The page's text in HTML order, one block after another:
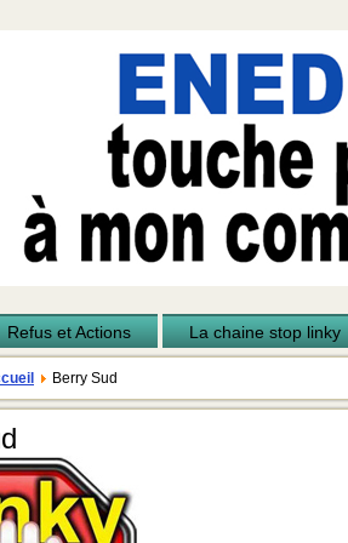
Refus et Actions La chaine stop linky
Berry Sud